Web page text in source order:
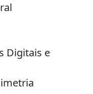
Digitais e